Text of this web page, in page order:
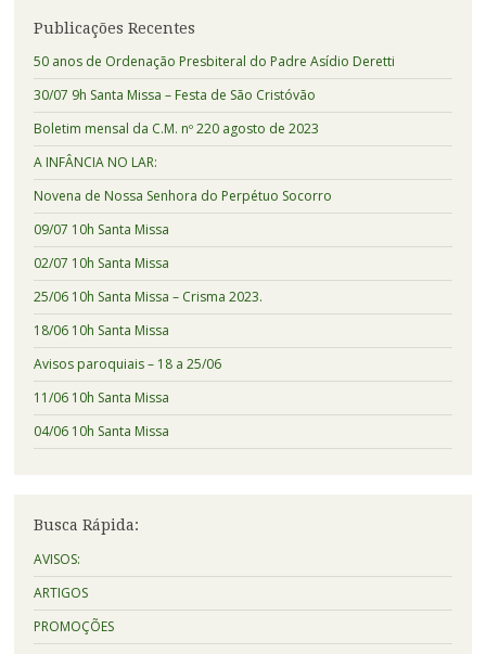
Publicações Recentes
50 anos de Ordenação Presbiteral do Padre Asídio Deretti
30/07 9h Santa Missa – Festa de São Cristóvão
Boletim mensal da C.M. nº 220 agosto de 2023
A INFÂNCIA NO LAR:
Novena de Nossa Senhora do Perpétuo Socorro
09/07 10h Santa Missa
02/07 10h Santa Missa
25/06 10h Santa Missa – Crisma 2023.
18/06 10h Santa Missa
Avisos paroquiais – 18 a 25/06
11/06 10h Santa Missa
04/06 10h Santa Missa
Busca Rápida:
AVISOS:
ARTIGOS
PROMOÇÕES